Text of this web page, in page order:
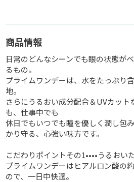
商品情報
日常のどんなシーンでも眼の状態が
るもの。
プライムワンデーは、水をたっぷり
地。
さらにうるおい成分配合＆UVカット
も、仕事中でも
休日でもいつでも瞳を優しく潤し包
かり守る、心強い味方です。
こだわりポイントその1••••うるおい
プライムワンデーはヒアルロン酸の
ので、一日中快適。